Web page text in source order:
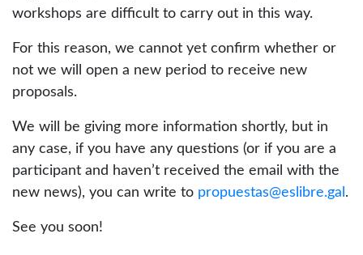
workshops are difficult to carry out in this way.
For this reason, we cannot yet confirm whether or
not we will open a new period to receive new
proposals.
We will be giving more information shortly, but in
any case, if you have any questions (or if you are a
participant and haven’t received the email with the
new news), you can write to propuestas@eslibre.gal .
See you soon!